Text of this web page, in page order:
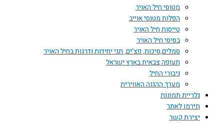
מטוסי חיל האויר
הפלות מטוסי אוייב
טייסות חיל האויר
בסיסי חיל האויר
סמלים,סיכות, פצ'ים, תגי יחידות ודרגות בחיל האויר
תעופה צבאית בארץ ישראל
גיבורי החיל
מערך ההגנה האווירית
גלריית תמונות
תירמו לאתר
יצירת קשר